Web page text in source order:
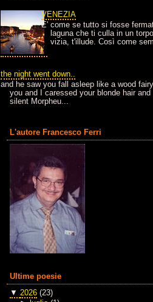
VENEZIA
E' come se tutto si fosse
laguna che ti culla in un
vizia, t'illude. Così come
the night went down..
and he saw you fall asleep like a wood
you and I caressed your blonde hair
silent Morpheu...
L'autore Francesco Ferri
Ultime poesie
▼ 2026 (23)